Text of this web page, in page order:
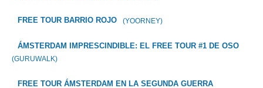
FREE TOUR BARRIO ROJO (YOORNEY)
ÁMSTERDAM IMPRESCINDIBLE: EL FREE TOUR #1 DE OSO
(GURUWALK)
FREE TOUR ÁMSTERDAM EN LA SEGUNDA GUERRA